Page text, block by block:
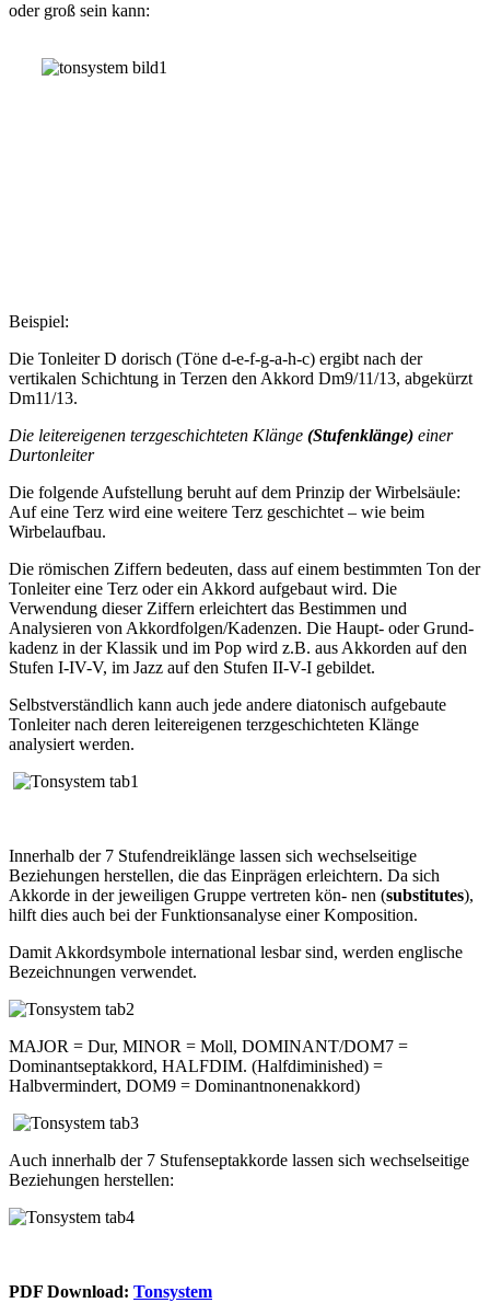
oder groß sein kann:
Beispiel:
Die Tonleiter D dorisch (Töne d-e-f-g-a-h-c) ergibt nach der
vertikalen Schichtung in Terzen den Akkord Dm9/11/13, abgekürzt
Dm11/13.
Die leitereigenen terzgeschichteten Klänge (Stufenklänge) einer
Durtonleiter
Die folgende Aufstellung beruht auf dem Prinzip der Wirbelsäule:
Auf eine Terz wird eine weitere Terz geschichtet – wie beim
Wirbelaufbau.
Die römischen Ziffern bedeuten, dass auf einem bestimmten Ton der
Tonleiter eine Terz oder ein Akkord aufgebaut wird. Die
Verwendung dieser Ziffern erleichtert das Bestimmen und
Analysieren von Akkordfolgen/Kadenzen. Die Haupt- oder Grund-
kadenz in der Klassik und im Pop wird z.B. aus Akkorden auf den
Stufen I-IV-V, im Jazz auf den Stufen II-V-I gebildet.
Selbstverständlich kann auch jede andere diatonisch aufgebaute
Tonleiter nach deren leitereigenen terzgeschichteten Klänge
analysiert werden.
Innerhalb der 7 Stufendreiklänge lassen sich wechselseitige
Beziehungen herstellen, die das Einprägen erleichtern. Da sich
Akkorde in der jeweiligen Gruppe vertreten kön- nen (substitutes),
hilft dies auch bei der Funktionsanalyse einer Komposition.
Damit Akkordsymbole international lesbar sind, werden englische
Bezeichnungen verwendet.
MAJOR = Dur, MINOR = Moll, DOMINANT/DOM7 =
Dominantseptakkord, HALFDIM. (Halfdiminished) =
Halbvermindert, DOM9 = Dominantnonenakkord)
Auch innerhalb der 7 Stufenseptakkorde lassen sich wechselseitige
Beziehungen herstellen:
PDF Download: Tonsystem